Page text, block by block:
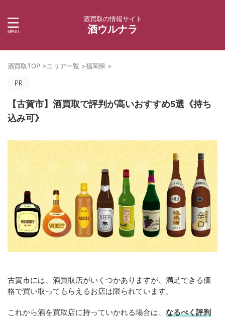
酒買取の情報サイト
酒ウルナラ
酒買取TOP >エリア一覧 >福岡県 >
【古賀市】酒買取で評判が高いおすすめ5選《持ち
込み可》
古賀市には、酒買取店がいくつかありますが、満足できる価
格で買い取ってもらえるお店は限られています。
これから酒を買取店に持っていかれる場合は、 なるべく評判